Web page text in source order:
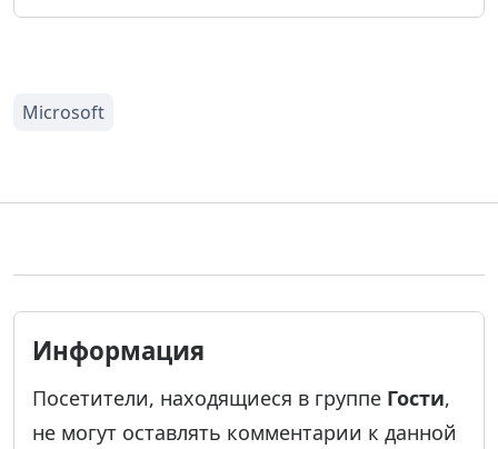
Информация
Посетители, находящиеся в группе Гости,
не могут оставлять комментарии к данной